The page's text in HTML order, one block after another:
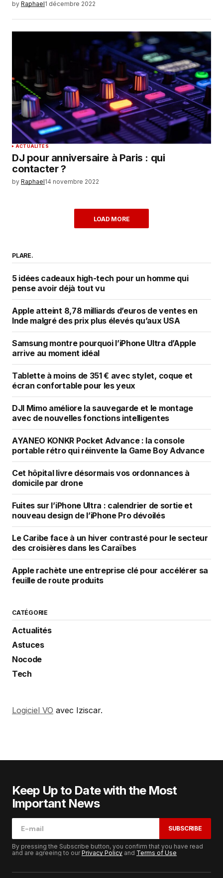
by Raphael1 décembre 2022
ACTUALITÉS
DJ pour anniversaire à Paris : qui
contacter ?
by Raphael14 novembre 2022
LOAD MORE
PLARE.
5 idées cadeaux high-tech pour un homme qui
pense avoir déjà tout vu
Apple atteint 8,78 milliards d’euros de ventes en
Inde malgré des prix plus élevés qu’aux USA
Samsung montre pourquoi l’iPhone Ultra d’Apple
arrive au moment idéal
Tablette à moins de 351 € avec stylet, coque et
écran confortable pour les yeux
DJI Mimo améliore la sauvegarde et le montage
avec de nouvelles fonctions intelligentes
AYANEO KONKR Pocket Advance : la console
portable rétro qui réinvente la Game Boy Advance
Cet hôpital livre désormais vos ordonnances à
domicile par drone
Fuites sur l’iPhone Ultra : calendrier de sortie et
nouveau design de l’iPhone Pro dévoilés
Le Caribe face à un hiver contrasté pour le secteur
des croisières dans les Caraïbes
Apple rachète une entreprise clé pour accélérer sa
feuille de route produits
CATÉGORIE
Actualités
Astuces
Nocode
Tech
Logiciel VO avec Iziscar.
Keep Up to Date with the Most
Important News
SUBSCRIBE
By pressing the Subscribe button, you confirm that you have read
and are agreeing to ourPrivacy Policy and Terms of Use